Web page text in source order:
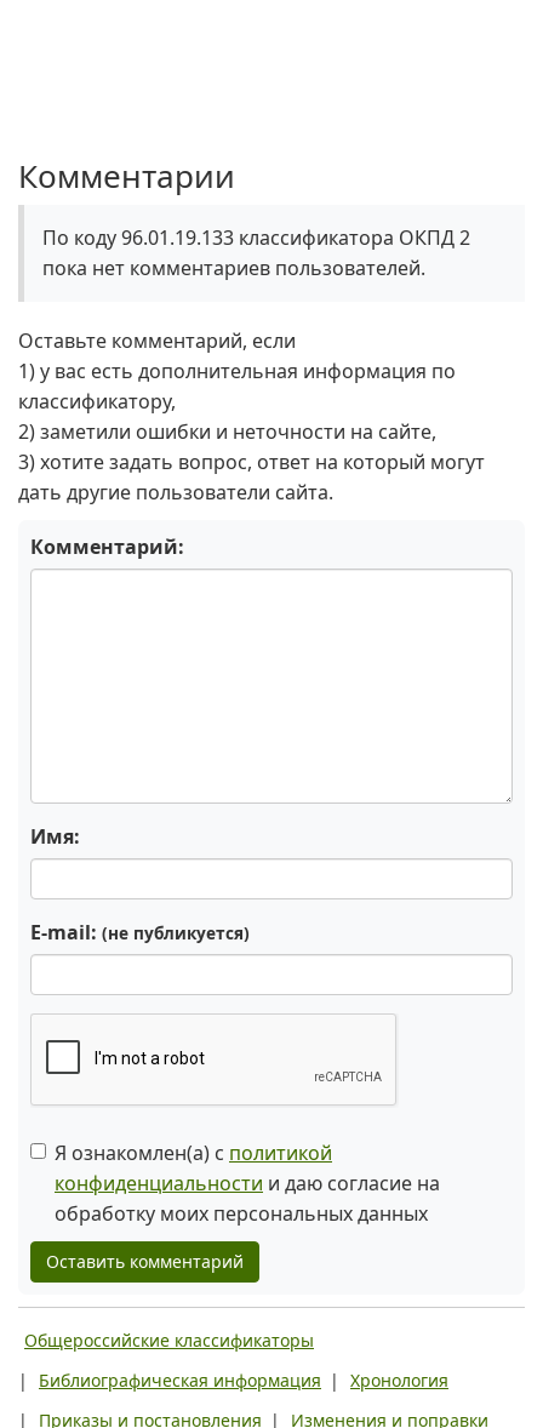
Комментарии
По коду 96.01.19.133 классификатора ОКПД 2
пока нет комментариев пользователей.
Оставьте комментарий, если
1) у вас есть дополнительная информация по
классификатору,
2) заметили ошибки и неточности на сайте,
3) хотите задать вопрос, ответ на который могут
дать другие пользователи сайта.
Комментарий:
Имя:
E-mail: (не публикуется)
Я ознакомлен(а) с политикой
конфиденциальности и даю согласие на
обработку моих персональных данных
Оставить комментарий
Общероссийские классификаторы
|
Библиографическая информация |
Хронология
|
Приказы и постановления | Изменения и поправки